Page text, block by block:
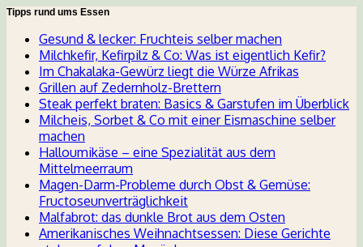
Tipps rund ums Essen
Gesund & lecker: Fruchteis selber machen
Milchkefir, Kefirpilz & Co: Was ist eigentlich Kefir?
Im Chakalaka-Gewürz liegt die Würze Afrikas
Grillen auf Zedernholz-Brettern
Steak perfekt braten: Basics & Garstufen im Überblick
Milcheis, Sorbet & Co mit einer Eismaschine selber
machen
Halloumikäse – eine Spezialität aus dem
Mittelmeerraum
Magen-Darm-Probleme durch Obst & Gemüse:
Fructoseunverträglichkeit
Malfabrot: das dunkle Brot aus dem Osten
Amerikanisches Weihnachtsessen: Diese Gerichte